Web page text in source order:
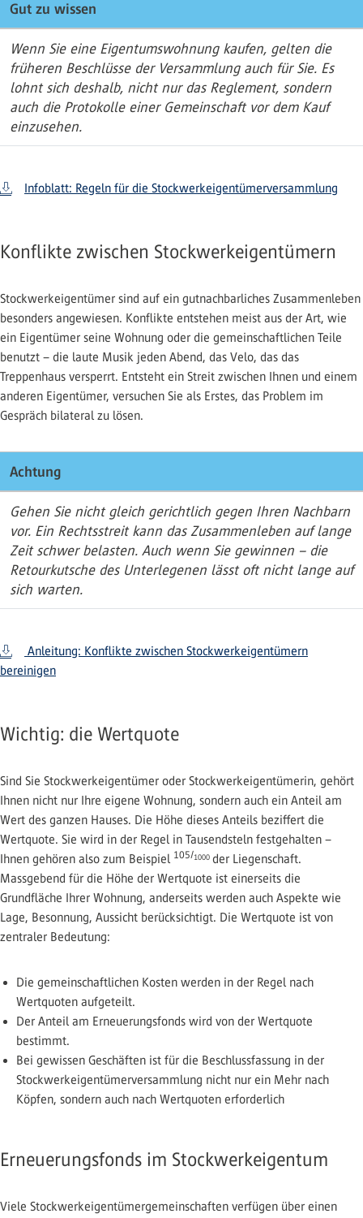
Gut zu wissen
Wenn Sie eine Eigentumswohnung kaufen, gelten die
früheren Beschlüsse der Versammlung auch für Sie. Es
lohnt sich deshalb, nicht nur das Reglement, sondern
auch die Protokolle einer Gemeinschaft vor dem Kauf
einzusehen.
Infoblatt: Regeln für die Stockwerkeigentümerversammlung
Konflikte zwischen Stockwerkeigentümern
Stockwerkeigentümer sind auf ein gutnachbarliches Zusammenleben
besonders angewiesen. Konflikte entstehen meist aus der Art, wie
ein Eigentümer seine Wohnung oder die gemeinschaftlichen Teile
benutzt – die laute Musik jeden Abend, das Velo, das das
Treppenhaus versperrt. Entsteht ein Streit zwischen Ihnen und einem
anderen Eigentümer, versuchen Sie als Erstes, das Problem im
Gespräch bilateral zu lösen.
Achtung
Gehen Sie nicht gleich gerichtlich gegen Ihren Nachbarn
vor. Ein Rechtsstreit kann das Zusammenleben auf lange
Zeit schwer belasten. Auch wenn Sie gewinnen – die
Retourkutsche des Unterlegenen lässt oft nicht lange auf
sich warten.
Anleitung: Konflikte zwischen Stockwerkeigentümern
bereinigen
Wichtig: die Wertquote
Sind Sie Stockwerkeigentümer oder Stockwerkeigentümerin, gehört
Ihnen nicht nur Ihre eigene Wohnung, sondern auch ein Anteil am
Wert des ganzen Hauses. Die Höhe dieses Anteils beziffert die
Wertquote. Sie wird in der Regel in Tausendsteln festgehalten –
Ihnen gehören also zum Beispiel 105/1000 der Liegenschaft.
Massgebend für die Höhe der Wertquote ist einerseits die
Grundfläche Ihrer Wohnung, anderseits werden auch Aspekte wie
Lage, Besonnung, Aussicht berücksichtigt. Die Wertquote ist von
zentraler Bedeutung:
Die gemeinschaftlichen Kosten werden in der Regel nach
Wertquoten aufgeteilt.
Der Anteil am Erneuerungsfonds wird von der Wertquote
bestimmt.
Bei gewissen Geschäften ist für die Beschlussfassung in der
Stockwerkeigentümerversammlung nicht nur ein Mehr nach
Köpfen, sondern auch nach Wertquoten erforderlich
Erneuerungsfonds im Stockwerkeigentum
Viele Stockwerkeigentümergemeinschaften verfügen über einen